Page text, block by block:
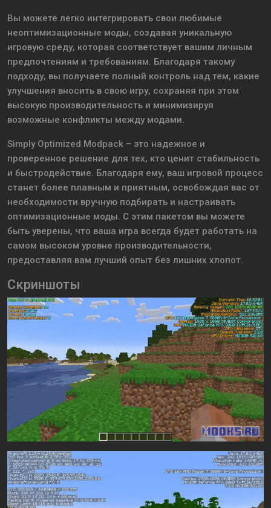
Вы можете легко интегрировать свои любимые
неоптимизационные моды, создавая уникальную
игровую среду, которая соответствует вашим личным
предпочтениям и требованиям. Благодаря такому
подходу, вы получаете полный контроль над тем, какие
улучшения вносить в свою игру, сохраняя при этом
высокую производительность и минимизируя
возможные конфликты между модами.
Simply Optimized Modpack – это надежное и
проверенное решение для тех, кто ценит стабильность
и быстродействие. Благодаря ему, ваш игровой процесс
станет более плавным и приятным, освобождая вас от
необходимости вручную подбирать и настраивать
оптимизационные моды. С этим пакетом вы можете
быть уверены, что ваша игра всегда будет работать на
самом высоком уровне производительности,
предоставляя вам лучший опыт без лишних хлопот.
Скриншоты